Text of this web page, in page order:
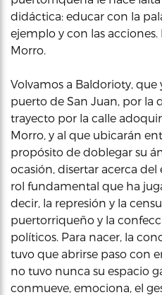
didáctica: educar con la
ejemplo y con las
Morro.
Volvamos a Baldorioty,
puerto de San Juan, por la
trayecto por la calle
Morro, y al que ubicarán
propósito de doblegar su
ocasión, disertar acerca
rol fundamental que ha
decir, la represión y la
puertorriqueño y la
políticos. Para nacer, la
tuvo que abrirse paso con
no tuvo nunca su espacio
conmueve, emociona, el